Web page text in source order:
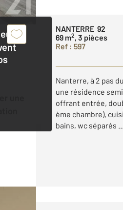
NANTERRE 92
69 m2, 3 pièces
Ref : 597
Nanterre, à 2 pas
une résidence
offrant entrée,
ème chambre),
bains, wc séparés ...